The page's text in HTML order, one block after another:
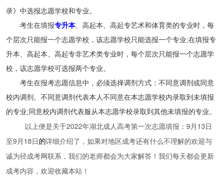
录》中选报志愿学校和专业。
考生在填报专升本、高起本、高起专艺术和体育类的专业时，每
个层次只能报一个志愿学校，该志愿学校只能选报一个专业;在填报专
升本、高起本、高起专非艺术类专业时，每个层次只能报一个志愿学
校，该志愿学校可选报两个专业。
考生在报考志愿信息中，必须选择调剂方式：不同意调剂或同意
校内调剂。不同意调剂代表本人不同意在本志愿学校内录取到未填报
的专业;同意校内调剂代表服从本志愿学校录取到其他未填报的专业。
以上便是关于2022年湖北成人高考第一次志愿填报：9月13日
至9月18日的详细介绍了，如果对地区成考还有什么不理解的欢迎与
诚为径成考网联系，我们的老师都会为大家解答！我们每天都会更新
成考内容，欢迎收藏本站！